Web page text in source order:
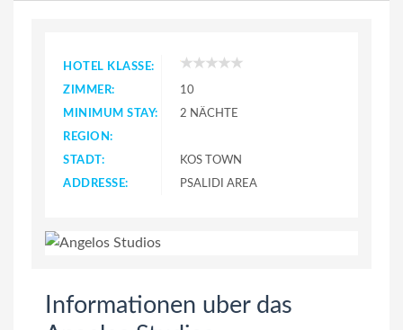
HOTEL KLASSE:
ZIMMER:
10
MINIMUM STAY:
2 NÄCHTE
REGION:
STADT:
KOS TOWN
ADDRESSE:
PSALIDI AREA
Informationen uber das